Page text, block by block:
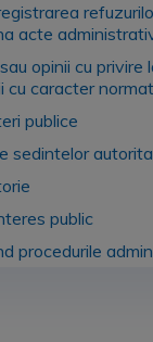
acte
opinii cu privire
cu caracter
publice
sedintelor
public
procedurile